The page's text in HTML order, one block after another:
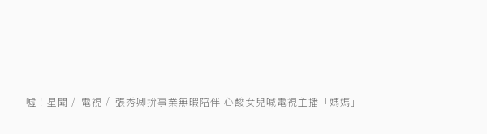
噓！星聞 電視 張秀卿拚事業無暇陪伴 心酸女兒喊電視主播「媽媽」